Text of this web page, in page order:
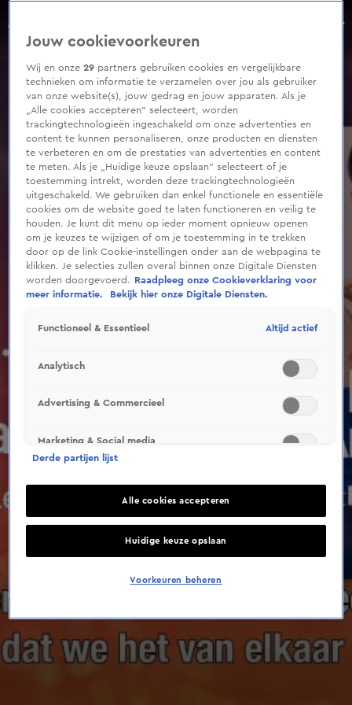
Meghan Markle vertelt in haar podcast over haar zwangerschapsvergiftiging
Aflevering 99, Seizoen 2025
of
second
Jouw cookievoorkeuren
Wij en onze29 partners gebruiken cookies en vergelijkbare
technieken om informatie te verzamelen over jou als gebruiker
van onze website(s), jouw gedrag en jouw apparaten. Als je
„Alle cookies accepteren” selecteert, worden
trackingtechnologieën ingeschakeld om onze advertenties en
content te kunnen personaliseren, onze producten en diensten
te verbeteren en om de prestaties van advertenties en content
te meten. Als je „Huidige keuze opslaan” selecteert of je
toestemming intrekt, worden deze trackingtechnologieën
uitgeschakeld. We gebruiken dan enkel functionele en essentiële
cookies om de website goed te laten functioneren en veilig te
houden. Je kunt dit menu op ieder moment opnieuw openen
om je keuzes te wijzigen of om je toestemming in te trekken
door op de link Cookie-instellingen onder aan de webpagina te
klikken. Je selecties zullen overal binnen onze Digitale Diensten
worden doorgevoerd.
Raadpleeg onze Cookieverklaring voor
meer informatie.
Bekijk hier onze Digitale Diensten.
Functioneel & Essentieel Altijd actief
Analytisch
Advertising & Commercieel
Marketing & Social media
Derde partijen lijst
Alle cookies accepteren
Huidige keuze opslaan
Voorkeuren beheren